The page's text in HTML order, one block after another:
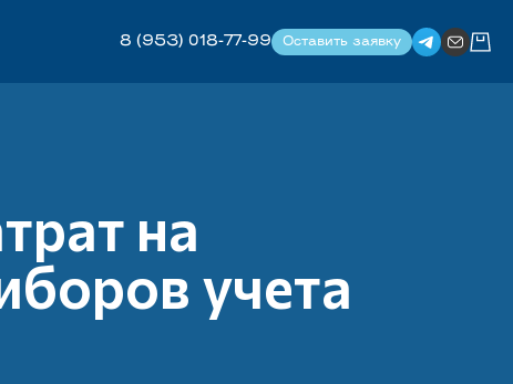
8 (953) 018-77-99 Оставить заявку
на
учета